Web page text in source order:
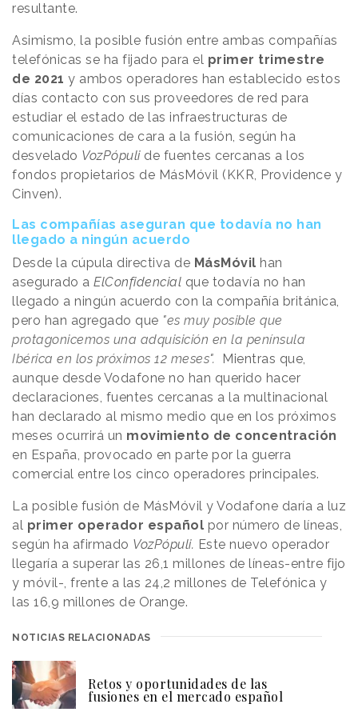
resultante.
Asimismo, la posible fusión entre ambas compañías
telefónicas se ha fijado para el primer trimestre
de 2021 y ambos operadores han establecido estos
días contacto con sus proveedores de red para
estudiar el estado de las infraestructuras de
comunicaciones de cara a la fusión, según ha
desvelado VozPópuli de fuentes cercanas a los
fondos propietarios de MásMóvil (KKR, Providence y
Cinven).
Las compañías aseguran que todavía no han
llegado a ningún acuerdo
Desde la cúpula directiva de MásMóvil han
asegurado a ElConfidencial que todavía no han
llegado a ningún acuerdo con la compañía británica,
pero han agregado que "es muy posible que
protagonicemos una adquisición en la península
Ibérica en los próximos 12 meses".
Mientras que,
aunque desde Vodafone no han querido hacer
declaraciones, fuentes cercanas a la multinacional
han declarado al mismo medio que en los próximos
meses ocurrirá un movimiento de concentración
en España, provocado en parte por la guerra
comercial entre los cinco operadores principales.
La posible fusión de MásMóvil y Vodafone daría a luz
al primer operador español por número de líneas,
según ha afirmado VozPópuli. Este nuevo operador
llegaría a superar las 26,1 millones de líneas-entre fijo
y móvil-, frente a las 24,2 millones de Telefónica y
las 16,9 millones de Orange.
NOTICIAS RELACIONADAS
Retos y oportunidades de las
fusiones en el mercado español